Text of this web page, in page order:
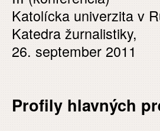
Katolícka univerzita v
Katedra žurnalistiky,
26. september 2011
Profily hlavných